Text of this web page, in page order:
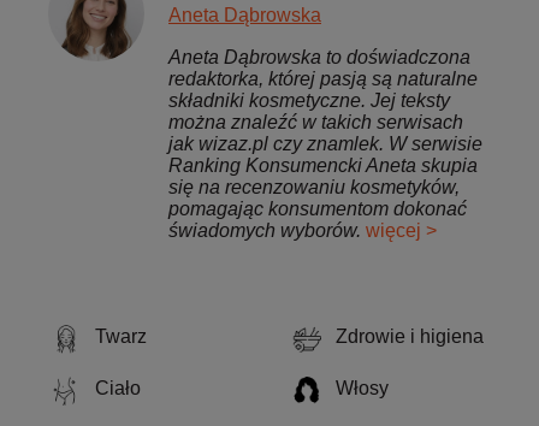
Twarz Zdrowie i higiena
Ciało Włosy
Aneta Dąbrowska
Aneta Dąbrowska to doświadczona
redaktorka, której pasją są naturalne
składniki kosmetyczne. Jej teksty
można znaleźć w takich serwisach
jak wizaz.pl czy znamlek. W serwisie
Ranking Konsumencki Aneta skupia
się na recenzowaniu kosmetyków,
pomagając konsumentom dokonać
świadomych wyborów. więcej >